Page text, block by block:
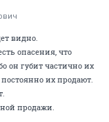
видно.
опасения, что
он губит частично их
их продают.
продажи.